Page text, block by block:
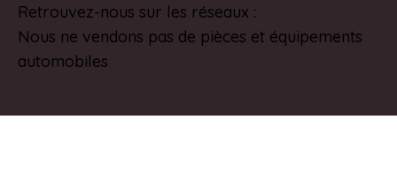
v
e
:
Retrouvez-nous sur les réseaux :
Nous ne vendons pas de pièces et équipements
automobiles